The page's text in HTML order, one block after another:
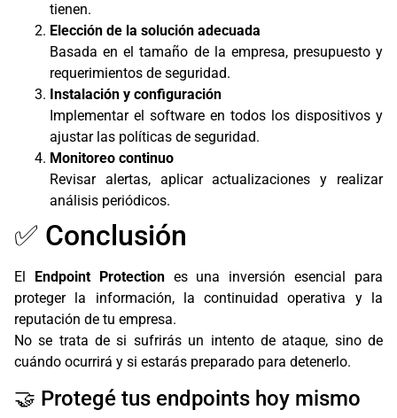
tienen.
Elección de la solución adecuada
Basada en el tamaño de la empresa, presupuesto y
requerimientos de seguridad.
Instalación y configuración
Implementar el software en todos los dispositivos y
ajustar las políticas de seguridad.
Monitoreo continuo
Revisar alertas, aplicar actualizaciones y realizar
análisis periódicos.
✅ Conclusión
El Endpoint Protectiones una inversión esencial para
proteger la información, la continuidad operativa y la
reputación de tu empresa.
No se trata de si sufrirás un intento de ataque, sino de
cuándo ocurrirá y si estarás preparado para detenerlo.
🤝 Protegé tus endpoints hoy mismo